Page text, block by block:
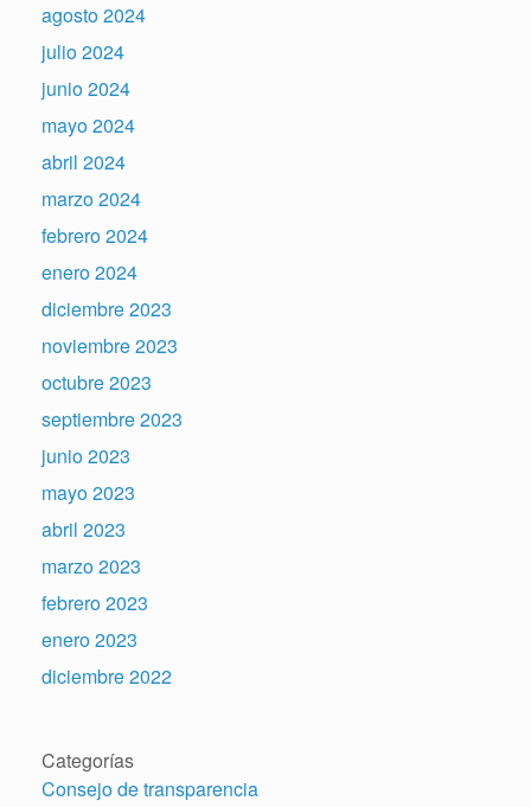
agosto 2024
julio 2024
junio 2024
mayo 2024
abril 2024
marzo 2024
febrero 2024
enero 2024
diciembre 2023
noviembre 2023
octubre 2023
septiembre 2023
junio 2023
mayo 2023
abril 2023
marzo 2023
febrero 2023
enero 2023
diciembre 2022
Categorías
Consejo de transparencia